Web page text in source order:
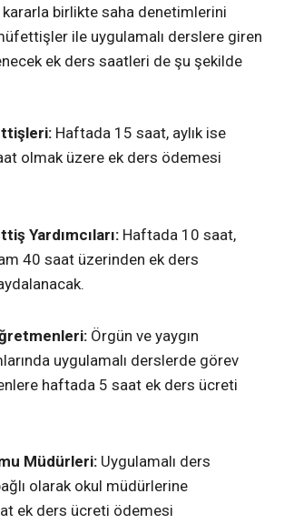
kararla birlikte saha denetimlerini
ile uygulamalı derslere giren
ek ders saatleri de şu şekilde
Haftada 15 saat, aylık ise
olmak üzere ek ders ödemesi
Yardımcıları: Haftada 10 saat,
40 saat üzerinden ek ders
Örgün ve yaygın
uygulamalı derslerde görev
haftada 5 saat ek ders ücreti
Müdürleri: Uygulamalı ders
olarak okul müdürlerine
ek ders ücreti ödemesi